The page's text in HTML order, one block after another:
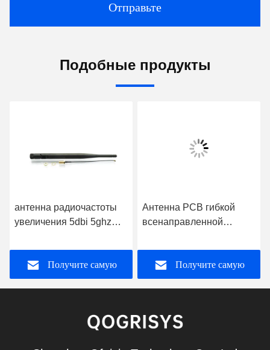
Отправьте
Подобные продукты
антенна радиочастоты
увеличения 5dbi 5ghz
Получите самую
Антенна PCB гибкой
всенаправленной
2dBi двойной трудная
Получите самую